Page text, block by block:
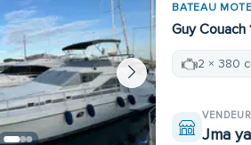
BATEAU
Guy Couach
2 × 380
Jma